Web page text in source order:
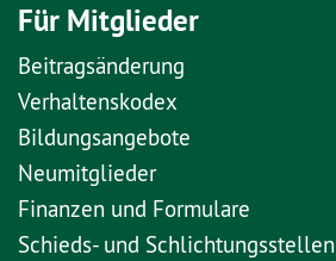
Für Mitglieder
Beitragsänderung
Verhaltenskodex
Bildungsangebote
Neumitglieder
Finanzen und Formulare
Schieds- und Schlichtungsstellen